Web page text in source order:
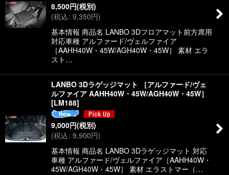
8,500円(税別)
(税込: 9,350円)
基本情報 商品名 LANBO 3Dフロアマット前方席用
対応車種 アルファード/ヴェルファイア
［AAHH40W・45W/AGH40W・45W］ 素材 エラ
スト…
LANBO 3Dラゲッジマット ［アルファード/ヴェ
ルファイア AAHH40W・45W/AGH40W・45W］
[LM188]
9,000円(税別)
(税込: 9,900円)
基本情報 商品名 LANBO 3Dラゲッジマット 対応
車種 アルファード/ヴェルファイア［AAHH40W・
45W/AGH40W・45W］ 素材 エラストマー（…